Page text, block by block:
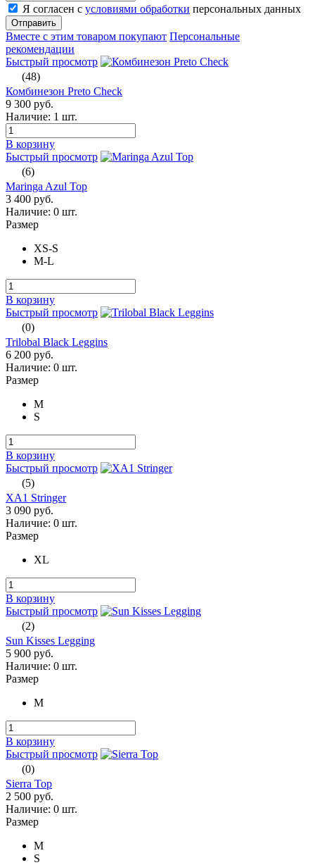
Я согласен с условиями обработки персональных данных
Отправить
Вместе с этим товаром покупают Персональные
рекомендации
Быстрый просмотр
(48)
Комбинезон Preto Check
9 300 руб.
Наличие: 1 шт.
В корзину
Быстрый просмотр
(6)
Maringa Azul Top
3 400 руб.
Наличие: 0 шт.
Размер
XS-S
M-L
В корзину
Быстрый просмотр
(0)
Trilobal Black Leggins
6 200 руб.
Наличие: 0 шт.
Размер
M
S
В корзину
Быстрый просмотр
(5)
XA1 Stringer
3 090 руб.
Наличие: 0 шт.
Размер
XL
В корзину
Быстрый просмотр
(2)
Sun Kisses Legging
5 900 руб.
Наличие: 0 шт.
Размер
M
В корзину
Быстрый просмотр
(0)
Sierra Top
2 500 руб.
Наличие: 0 шт.
Размер
M
S